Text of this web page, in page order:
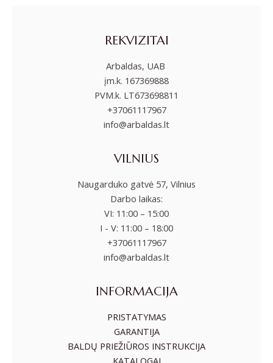
REKVIZITAI
Arbaldas, UAB
įm.k. 167369888
PVM.k. LT673698811
+37061117967
info@arbaldas.lt
VILNIUS
Naugarduko gatvė 57, Vilnius
Darbo laikas:
VI: 11:00 – 15:00
I - V: 11:00 – 18:00
+37061117967
info@arbaldas.lt
INFORMACIJA
PRISTATYMAS
GARANTIJA
BALDŲ PRIEŽIŪROS INSTRUKCIJA